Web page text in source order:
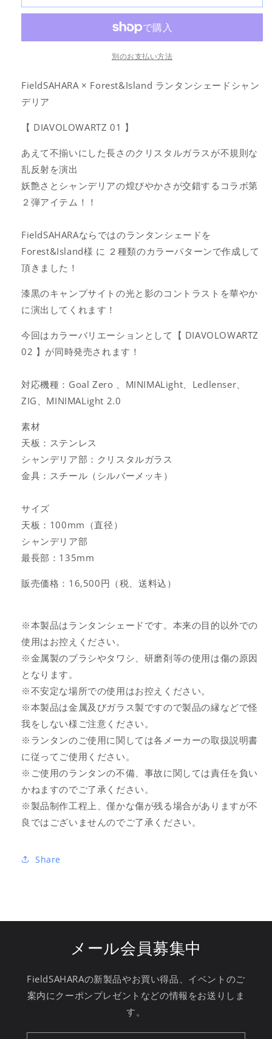
ン
ー
ド
ャ
デ
リ
ア
【
】
の
数
を
減
す
ン
ー
ャ
デ
ア
【
】
の
を
増
す
別のお支払い方法
FieldSAHARA × Forest&Island ランタンシェードシャン
デリア
【 DIAVOLOWARTZ 01 】
あえて不揃いにした長さのクリスタルガラスが不規則な
乱反射を演出
妖艶さとシャンデリアの煌びやかさが交錯するコラボ第
２弾アイテム！！
FieldSAHARAならではのランタンシェードを
Forest&Island様 に ２種類のカラーパターンで作成して
頂きました！
漆黒のキャンプサイトの光と影のコントラストを華やか
に演出してくれます！
今回はカラーバリエーションとして【 DIAVOLOWARTZ
02 】が同時発売されます！
対応機種：Goal Zero 、MINIMALight、Ledlenser、
ZIG、MINIMALight 2.0
素材
天板：ステンレス
シャンデリア部：クリスタルガラス
金具：スチール（シルバーメッキ）
サイズ
天板：100mm（直径）
シャンデリア部
最長部：135mm
販売価格：16,500円（税、送料込）
※本製品はランタンシェードです。本来の目的以外での
使用はお控えください。
※金属製のブラシやタワシ、研磨剤等の使用は傷の原因
となります。
※不安定な場所での使用はお控えください。
※本製品は金属及びガラス製ですので製品の縁などで怪
我をしない様ご注意ください。
※ランタンのご使用に関しては各メーカーの取扱説明書
に従ってご使用ください。
※ご使用のランタンの不備、事故に関しては責任を負い
かねますのでご了承ください。
※製品制作工程上、僅かな傷が残る場合がありますが不
良ではございませんのでご了承ください。
Share
メール会員募集中
FieldSAHARAの新製品やお買い得品、イベントのご
案内にクーポンプレゼントなどの情報をお送りしま
す。